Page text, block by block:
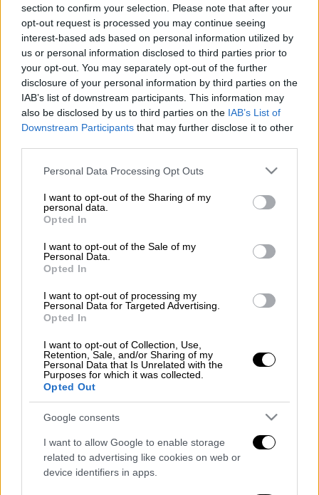
section to confirm your selection. Please note that after your
opt-out request is processed you may continue seeing
interest-based ads based on personal information utilized by
us or personal information disclosed to third parties prior to
your opt-out. You may separately opt-out of the further
disclosure of your personal information by third parties on the
IAB’s list of downstream participants. This information may
also be disclosed by us to third parties on the IAB’s List of
Downstream Participants that may further disclose it to other
Please note that this website/app uses one or more Google
not limited to your visit or usage behaviour. You may click to
grant or deny consent to Google and its third-party tags to
use your data for below specified purposes in below Google
consent section.
Personal Data Processing Opt Outs
I want to opt-out of the Sharing of my
personal data.
Opted In
I want to opt-out of the Sale of my
Personal Data.
Opted In
I want to opt-out of processing my
Personal Data for Targeted Advertising.
Opted In
I want to opt-out of Collection, Use,
Retention, Sale, and/or Sharing of my
Personal Data that Is Unrelated with the
Purposes for which it was collected.
Opted Out
Google consents
I want to allow Google to enable storage
related to advertising like cookies on web or
device identifiers in apps.
Τροχαίο με εγκατάλειψη ανήλικου αγοριού
σημειώθηκε την Τετάρτη στοΑιγάλεω.
ΔΙΑΒΑΣΤΕ ΕΠΙΣΗΣ
Ελλάδα|18.09.2024 16:42
Αφαιρέθηκε η Γαλάζια Σημαία από 6
ελληνικές ακτές: Για ποιο λόγο
Ελλάδα|18.09.2024 16:59
Κίνηση στους δρόμους:
Μποτιλιάρισμα στη Λ. Κηφισού λόγω
τροχαίου ατυχήματος
οδών Βάρναλη και Νέστορος, με οδηγό να
παρασέρνει τον 6χρονο και να τον
τραυματίζει ελαφρά. Στη συνέχεια
εξαφανίστηκε από το σημείο.
Το παιδίδιακομίστηκε στο Παίδων Αγλαΐα
Κυριακούενώαστυνομικοίαναζητούν τον
μοτοσικλετιστή.